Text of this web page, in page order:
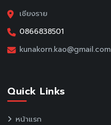
เชียงราย
0866838501
kunakorn.kao@gmail.com
Quick Links
หน้าแรก